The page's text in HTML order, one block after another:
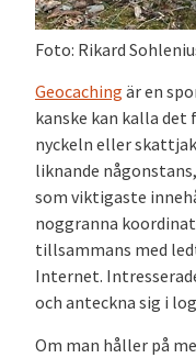
Foto: Rikard
Geocaching är en
kanske kan kalla det
nyckeln eller
liknande
som viktigaste
noggranna
tillsammans med
Internet.
och anteckna sig i
Om man håller på